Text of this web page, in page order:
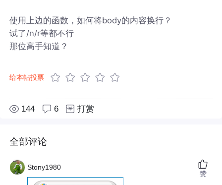
使用上边的函数，如何将body的内容换行？
试了/n/r等都不行
那位高手知道？
给本帖投票
144 6 打赏
全部评论
Stony1980
赞